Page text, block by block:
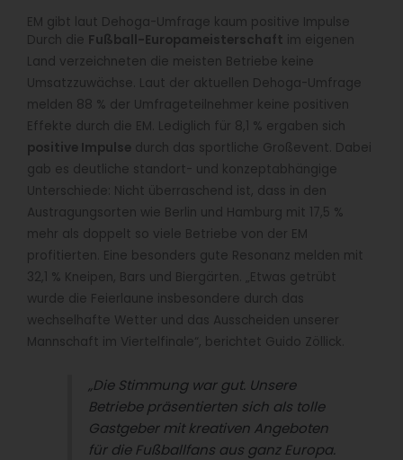
EM gibt laut Dehoga-Umfrage kaum positive Impulse
Durch die Fußball-Europameisterschaft im eigenen
Land verzeichneten die meisten Betriebe keine
Umsatzzuwächse. Laut der aktuellen Dehoga-Umfrage
melden 88 % der Umfrageteilnehmer keine positiven
Effekte durch die EM. Lediglich für 8,1 % ergaben sich
positive Impulse durch das sportliche Großevent. Dabei
gab es deutliche standort- und konzeptabhängige
Unterschiede: Nicht überraschend ist, dass in den
Austragungsorten wie Berlin und Hamburg mit 17,5 %
mehr als doppelt so viele Betriebe von der EM
profitierten. Eine besonders gute Resonanz melden mit
32,1 % Kneipen, Bars und Biergärten. „Etwas getrübt
wurde die Feierlaune insbesondere durch das
wechselhafte Wetter und das Ausscheiden unserer
Mannschaft im Viertelfinale“, berichtet Guido Zöllick.
„Die Stimmung war gut. Unsere
Betriebe präsentierten sich als tolle
Gastgeber mit kreativen Angeboten
für die Fußballfans aus ganz Europa.